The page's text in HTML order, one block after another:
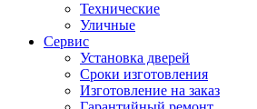
Технические
Уличные
Сервис
Установка дверей
Сроки изготовления
Изготовление на заказ